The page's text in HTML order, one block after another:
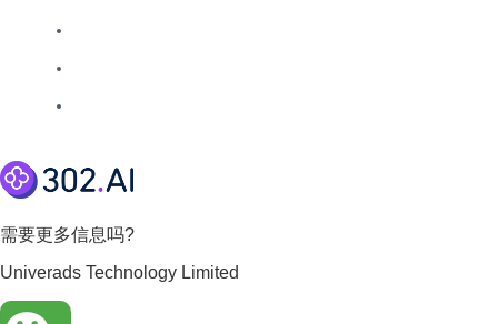
需要更多信息吗?
Univerads Technology Limited